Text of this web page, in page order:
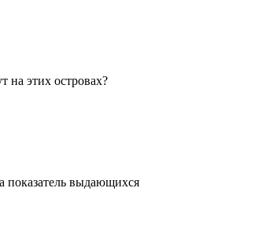
на этих островах?
показатель выдающихся